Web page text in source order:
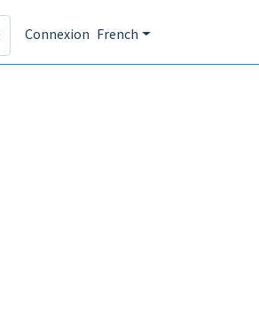
Connexion French